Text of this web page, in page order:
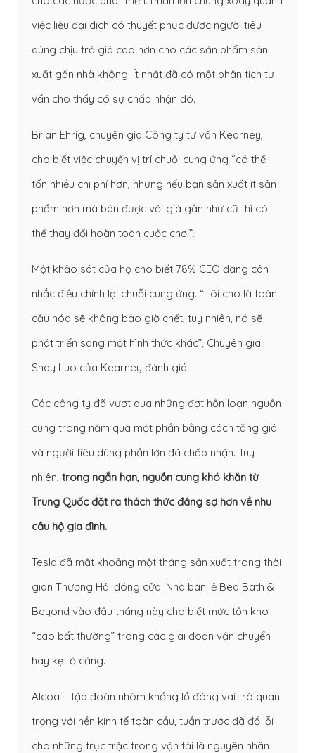
việc liệu đại dịch có thuyết phục được người tiêu
dùng chịu trả giá cao hơn cho các sản phẩm sản
xuất gần nhà không. Ít nhất đã có một phân tích tư
vấn cho thấy có sự chấp nhận đó.
Brian Ehrig, chuyên gia Công ty tư vấn Kearney,
cho biết việc chuyển vị trí chuỗi cung ứng “có thể
tốn nhiều chi phí hơn, nhưng nếu bạn sản xuất ít sản
phẩm hơn mà bán được với giá gần như cũ thì có
thể thay đổi hoàn toàn cuộc chơi”.
Một khảo sát của họ cho biết 78% CEO đang cân
nhắc điều chỉnh lại chuỗi cung ứng. “Tôi cho là toàn
cầu hóa sẽ không bao giờ chết, tuy nhiên, nó sẽ
phát triển sang một hình thức khác”, Chuyên gia
Shay Luo của Kearney đánh giá.
Các công ty đã vượt qua những đợt hỗn loạn nguồn
cung trong năm qua một phần bằng cách tăng giá
và người tiêu dùng phần lớn đã chấp nhận. Tuy
nhiên, trong ngắn hạn, nguồn cung khó khăn từ
Trung Quốc đặt ra thách thức đáng sợ hơn về nhu
cầu hộ gia đình.
Tesla đã mất khoảng một tháng sản xuất trong thời
gian Thượng Hải đóng cửa. Nhà bán lẻ Bed Bath &
Beyond vào đầu tháng này cho biết mức tồn kho
“cao bất thường” trong các giai đoạn vận chuyển
hay kẹt ở cảng.
Alcoa – tập đoàn nhôm khổng lồ đóng vai trò quan
trọng với nền kinh tế toàn cầu, tuần trước đã đổ lỗi
cho những trục trặc trong vận tải là nguyên nhân